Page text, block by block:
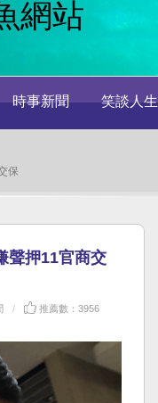
時事新聞 笑談人生
保
聲押11官商交
推薦數：3956